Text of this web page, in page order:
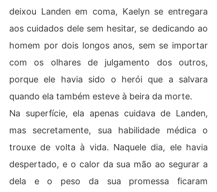
deixou Landen em coma, Kaelyn se entregara
aos cuidados dele sem hesitar, se dedicando ao
homem por dois longos anos, sem se importar
com os olhares de julgamento dos outros,
porque ele havia sido o herói que a salvara
quando ela também esteve à beira da morte.
Na superfície, ela apenas cuidava de Landen,
mas secretamente, sua habilidade médica o
trouxe de volta à vida. Naquele dia, ele havia
despertado, e o calor da sua mão ao segurar a
dela e o peso da sua promessa ficaram